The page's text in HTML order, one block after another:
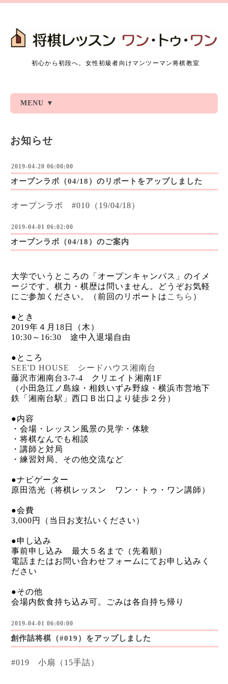
初心から初段へ。女性初級者向けマンツーマン将棋教室
MENU ▼
お知らせ
2019-04-20 06:00:00
オープンラボ（04/18）のリポートをアップしました
オープンラボ #010（19/04/18）
2019-04-01 06:02:00
オープンラボ（04/18）のご案内
大学でいうところの「オープンキャンパス」のイメ
ージです。棋力・棋歴は問いません。どうぞお気軽
にご参加ください。（前回のリポートは こちら ）
●とき
2019年４月18日（木）
10:30～16:30 途中入退場自由
●ところ
SEE'D HOUSE シードハウス湘南台
藤沢市湘南台3-7-4 クリエイト湘南1F
（小田急江ノ島線・相鉄いずみ野線・横浜市営地下
鉄「湘南台駅」西口Ｂ出口より徒歩２分）
●内容
・会場・レッスン風景の見学・体験
・将棋なんでも相談
・講師と対局
・練習対局、その他交流など
●ナビゲーター
原田浩光（将棋レッスン ワン・トゥ・ワン講師）
●会費
3,000円（当日お支払いください）
●申し込み
事前申し込み 最大５名まで（先着順）
電話またはお問い合わせフォームにてお申し込みく
ださい
●その他
会場内飲食持ち込み可。ごみは各自持ち帰り
2019-04-01 06:00:00
創作詰将棋（#019）をアップしました
#019 小扇（15手詰）